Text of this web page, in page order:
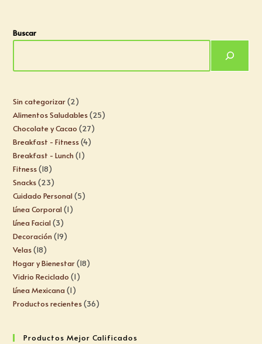
Buscar
Sin categorizar 2
Alimentos Saludables 25
Chocolate y Cacao 27
Breakfast - Fitness 4
Breakfast - Lunch 1
Fitness 18
Snacks 23
Cuidado Personal 5
Línea Corporal 1
Línea Facial 3
Decoración 19
Velas 18
Hogar y Bienestar 18
Vidrio Reciclado 1
Línea Mexicana 1
Productos recientes 36
Productos Mejor Calificados